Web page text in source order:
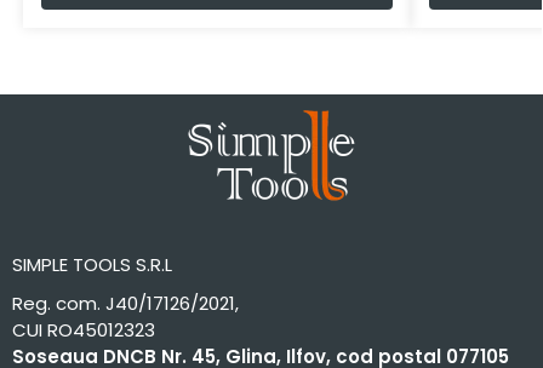
SIMPLE TOOLS S.R.L
Reg. com. J40/17126/2021,
CUI RO45012323
Soseaua DNCB Nr. 45, Glina, Ilfov, cod postal 077105